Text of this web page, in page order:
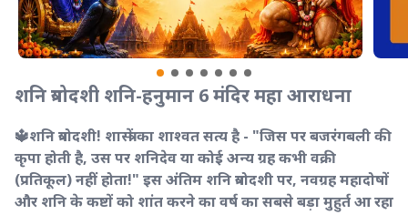
शनि त्रयोदशी शनि-हनुमान 6 मंदिर महा आराधना
🔱शनि त्रयोदशी! शास्त्रों का शाश्वत सत्य है - "जिस पर बजरंगबली की
कृपा होती है, उस पर शनिदेव या कोई अन्य ग्रह कभी वक्री
(प्रतिकूल) नहीं होता!" इस अंतिम शनि त्रयोदशी पर, नवग्रह महादोषों
और शनि के कष्टों को शांत करने का वर्ष का सबसे बड़ा मुहुर्त आ रहा